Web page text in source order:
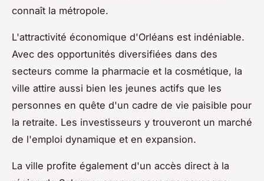
connaît la métropole.
L'attractivité économique d'Orléans est indéniable.
Avec des opportunités diversifiées dans des
secteurs comme la pharmacie et la cosmétique, la
ville attire aussi bien les jeunes actifs que les
personnes en quête d'un cadre de vie paisible pour
la retraite. Les investisseurs y trouveront un marché
de l'emploi dynamique et en expansion.
La ville profite également d'un accès direct à la